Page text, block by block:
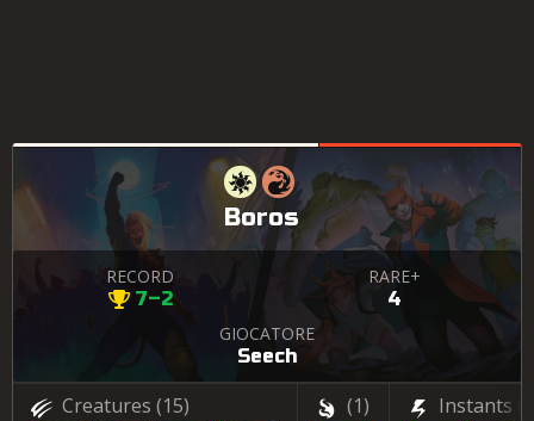
Boros
RECORD
7–2
RARE+
4
GIOCATORE
Seech
Creatures (15) (1) Instants